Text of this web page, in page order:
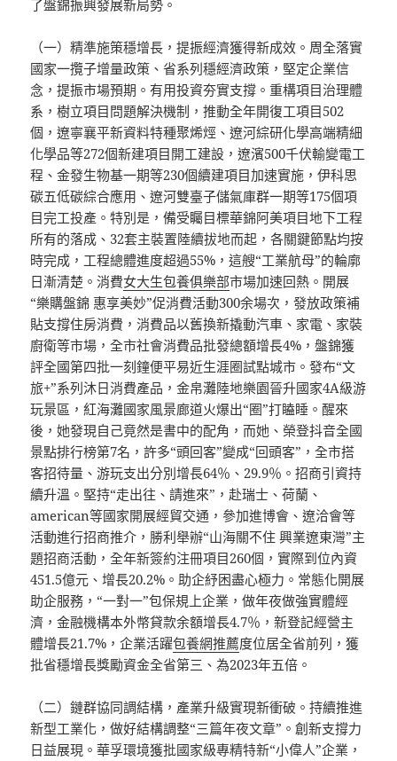
了盤錦振興發展新局勢。
（一）精準施策穩增長，提振經濟獲得新成效。周全落實
國家一攬子增量政策、省系列穩經濟政策，堅定企業信
念，提振市場預期。有用投資夯實支撐。重構項目治理體
系，樹立項目問題解決機制，推動全年開復工項目502
個，遼寧襄平新資料特種聚烯烴、遼河綜研化學高端精細
化學品等272個新建項目開工建設，遼濱500千伏輸變電工
程、金發生物基一期等230個續建項目加速實施，伊科思
碳五低碳綜合應用、遼河雙臺子儲氣庫群一期等175個項
目完工投產。特別是，備受矚目標華錦阿美項目地下工程
所有的落成、32套主裝置陸續拔地而起，各關鍵節點均按
時完成，工程總體進度超過55%，這艘“工業航母”的輪廓
日漸清楚。消費女大生包養俱樂部市場加速回熱。開展
“樂購盤錦 惠享美妙”促消費活動300余場次，發放政策補
貼支撐住房消費，消費品以舊換新撬動汽車、家電、家裝
廚衛等市場，全市社會消費品批發總額增長4%，盤錦獲
評全國第四批一刻鐘便平易近生涯圈試點城市。發布“文
旅+”系列沐日消費產品，金帛灘陸地樂園晉升國家4A級游
玩景區，紅海灘國家風景廊道火爆出“圈”打瞌睡。醒來
後，她發現自己竟然是書中的配角，而她、榮登抖音全國
景點排行榜第7名，許多“頭回客”變成“回頭客”，全市搭
客招待量、游玩支出分別增長64％、29.9％。招商引資持
續升溫。堅持“走出往、請進來”，赴瑞士、荷蘭、
american等國家開展經貿交通，參加進博會、遼洽會等
活動進行招商推介，勝利舉辦“山海關不住 興業遼東灣”主
題招商活動，全年新簽約注冊項目260個，實際到位內資
451.5億元、增長20.2%。助企紓困盡心極力。常態化開展
助企服務，“一對一”包保規上企業，做年夜做強實體經
濟，金融機構本外幣貸款余額增長4.7％，新登記經營主
體增長21.7%，企業活躍包養網推薦度位居全省前列，獲
批省穩增長獎勵資金全省第三、為2023年五倍。
（二）鏈群協同調結構，產業升級實現新衝破。持續推進
新型工業化，做好結構調整“三篇年夜文章”。創新支撐力
日益展現。華孚環境獲批國家級專精特新“小偉人”企業，